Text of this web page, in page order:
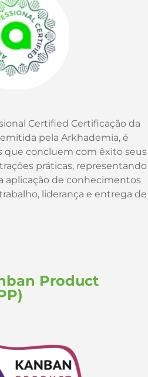
Certified Certificação da
pela Arkhademia, é
que concluem com êxito seus
práticas, representando
aplicação de conhecimentos
liderança e entrega de
Product